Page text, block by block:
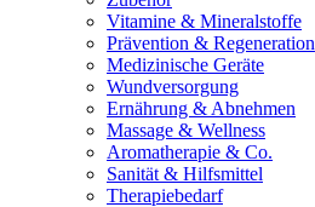
Vitamine & Mineralstoffe
Prävention & Regeneration
Medizinische Geräte
Wundversorgung
Ernährung & Abnehmen
Massage & Wellness
Aromatherapie & Co.
Sanität & Hilfsmittel
Therapiebedarf